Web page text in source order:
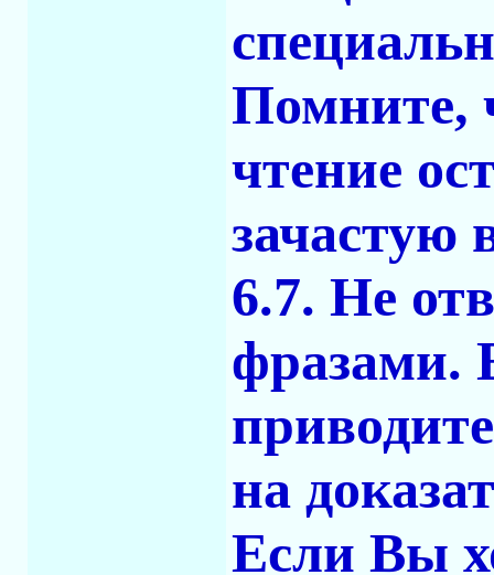
Помните,
чтение
зачастую
6.7. Не
фразами.
на
Если Вы